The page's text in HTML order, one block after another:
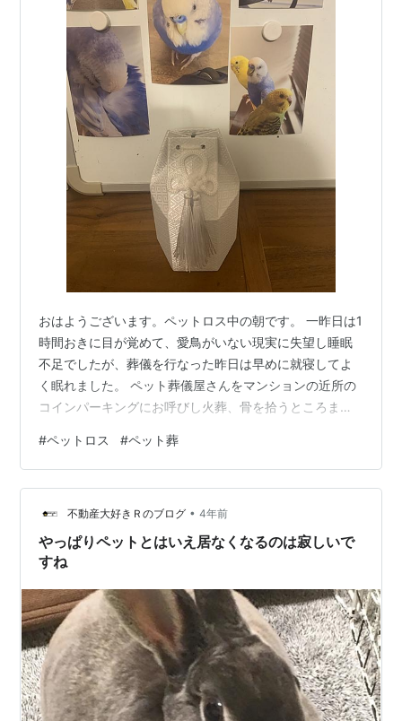
おはようございます。ペットロス中の朝です。 一昨日は1
時間おきに目が覚めて、愛鳥がいない現実に失望し睡眠
不足でしたが、葬儀を行なった昨日は早めに就寝してよ
く眠れました。 ペット葬儀屋さんをマンションの近所の
コインパーキングにお呼びし火葬、骨を拾うところまで
ことに感謝です。 大好物のパンと、写真、妻のインコの
羽を一緒にお供に入れてお見送りし、少し気持ちが落ち
着いてきました。お骨もセキセイインコの割にしっかり
とした綺麗なものでした。ありがとう。 お別れの儀式と
いうのは気持ちの整理をつけるためにも必要ですね。 明
日はフォトフレームと煙の出ない線香を購…
#ペットロス #ペット葬
不動産大好きＲのブログ • 4年前
やっぱりペットとはいえ居なくなるのは寂しいで
すね